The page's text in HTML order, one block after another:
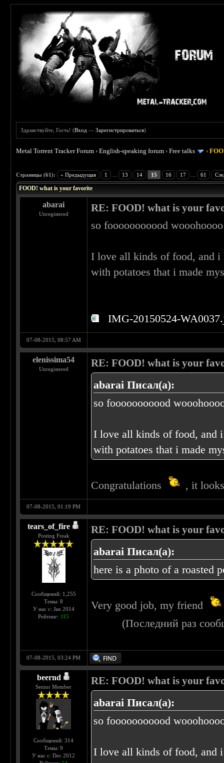
Здравствуйте, Гость! (Вход —Зарегистрироваться)
Metal Torrent Tracker Forum ›English-speaking forum ›Free talks ›
Страницы (61): « Предыдущая 1 13 14 15 16 17 61
FOOD! what is your favorite
abarai
Unregistered
RE: FOOD! what is your
so fooooooooood
I love all kinds of food, and i
with potatoes that i made
IMG-20150524-
07-08-2015, 08:57 AM
elenissima54
Unregistered
RE: FOOD! what is your
abarai Писал(а):
so fooooooooood
I love all kinds of food, and
with potatoes that i made
Congratulations , it
07-08-2015, 01:19 PM
tears_of_fire
Posting Freak
Сообщений: 1,255
Темы: 8
У нас с: Jan 2014
Рейтинг: 115
RE: FOOD! what is your
abarai Писал(а):
here is a photo of a roasted
Very good job, my friend
(Последний раз
07-08-2015, 03:24 PM
beernd
Senior Member
Сообщений: 314
Темы: 9
У нас с: Dec 2012
RE: FOOD! what is your
abarai Писал(а):
so fooooooooood
I love all kinds of food, and